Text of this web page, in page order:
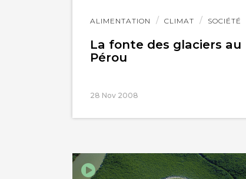
ALIMENTATION CLIMAT SOCIÉTÉ
La fonte des glaciers au
Pérou
28 Nov 2008
Lire